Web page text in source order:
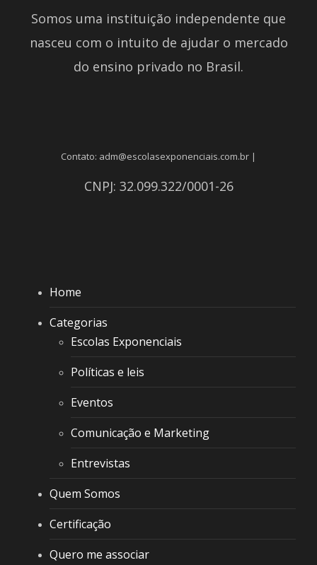
Somos uma instituição independente que
nasceu com o intuito de ajudar o mercado
do ensino privado no Brasil.
Contato: adm@escolasexponenciais.com.br |
CNPJ: 32.099.322/0001-26
Home
Categorias
Escolas Exponenciais
Políticas e leis
Eventos
Comunicação e Marketing
Entrevistas
Quem Somos
Certificação
Quero me associar